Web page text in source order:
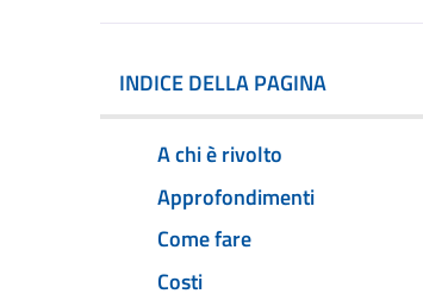
INDICE DELLA PAGINA
A chi è rivolto
Approfondimenti
Come fare
Costi